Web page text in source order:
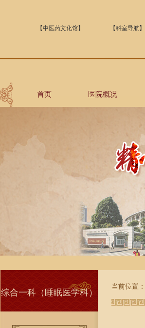
【中医药文化馆】 【科室导航】
首页 医院概况
综合一科（睡眠医学科）
当前位置：